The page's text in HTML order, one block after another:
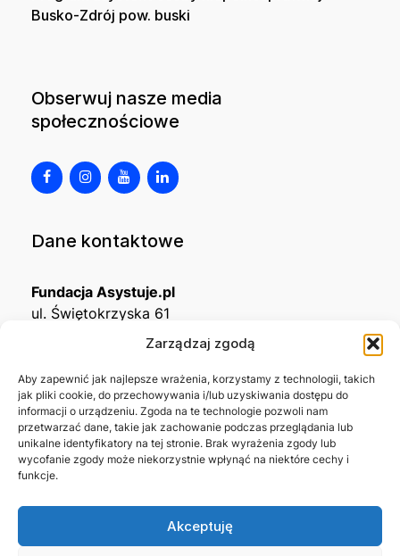
Zarządzaj zgodą
Aby zapewnić jak najlepsze wrażenia, korzystamy z technologii, takich
jak pliki cookie, do przechowywania i/lub uzyskiwania dostępu do
informacji o urządzeniu. Zgoda na te technologie pozwoli nam
przetwarzać dane, takie jak zachowanie podczas przeglądania lub
unikalne identyfikatory na tej stronie. Brak wyrażenia zgody lub
wycofanie zgody może niekorzystnie wpłynąć na niektóre cechy i
funkcje.
Akceptuję
Busko-Zdrój pow. buski
Obserwuj nasze media
społecznościowe
Dane kontaktowe
Fundacja Asystuje.pl
ul. Świętokrzyska 61
KRS0001215994
NIP5492488380
REGON543667703
Nr konta bankowego